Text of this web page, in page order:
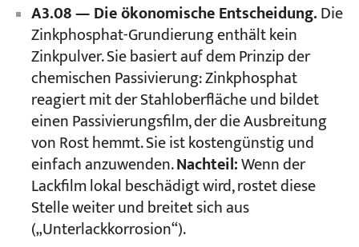
A3.08 — Die ökonomische Entscheidung.Die
Zinkphosphat-Grundierung enthält kein
Zinkpulver. Sie basiert auf dem Prinzip der
chemischen Passivierung: Zinkphosphat
reagiert mit der Stahloberfläche und bildet
einen Passivierungsfilm, der die Ausbreitung
von Rost hemmt. Sie ist kostengünstig und
einfach anzuwenden.Nachteil:Wenn der
Lackfilm lokal beschädigt wird, rostet diese
Stelle weiter und breitet sich aus
(„Unterlackkorrosion“).